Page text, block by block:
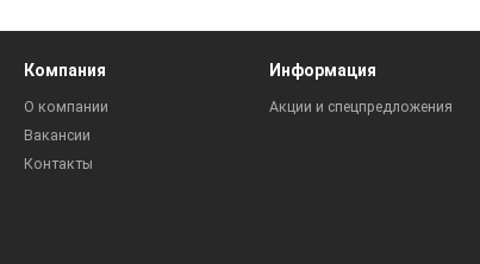
Компания
О компании
Вакансии
Контакты
Информация
Акции и спецпредложения